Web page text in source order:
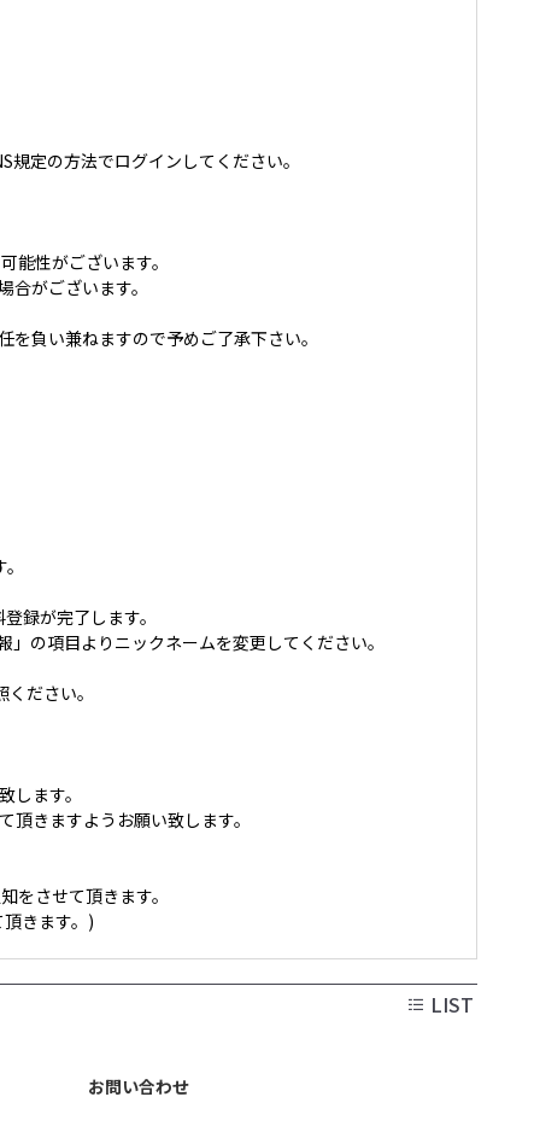
定の方法でログインしてください。
性がございます。
がございます。
負い兼ねますので予めご了承下さい。
録が完了します。
の項目よりニックネームを変更してください。
ださい。
ます。
きますようお願い致します。
させて頂きます。
きます。)
LIST
お問い合わせ